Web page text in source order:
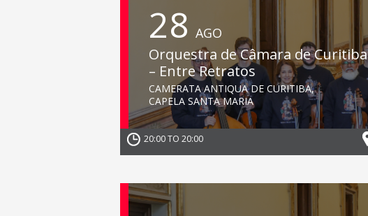
28 AGO
Orquestra de Câmara de Curitiba
– Entre Retratos
CAMERATA ANTIQUA DE CURITIBA,
CAPELA SANTA MARIA
20:00 TO 20:00